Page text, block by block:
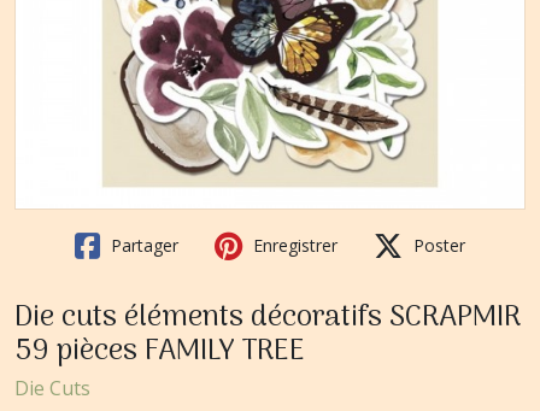
Partager Enregistrer Poster
Die cuts éléments décoratifs SCRAPMIR
59 pièces FAMILY TREE
Die Cuts